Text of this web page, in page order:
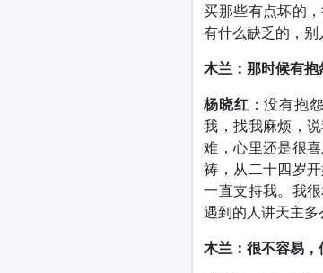
买那些有点坏的
有什么缺乏的，别
木兰：那时候有抱
杨晓红 ：没有抱
我，找我麻烦，
难，心里还是很
祷，从二十四岁
一直支持我。我
遇到的人讲天主多
木兰：很不容易